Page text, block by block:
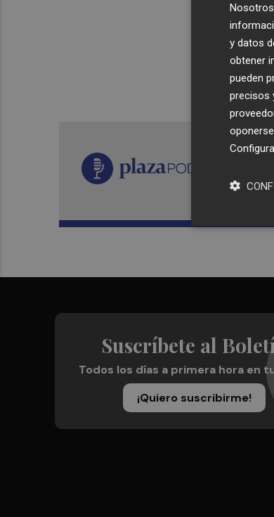
Suscríbete al
Todos los días a primera hora en
¡Quiero suscribirme!
y datos
obtener
pueden
precisos